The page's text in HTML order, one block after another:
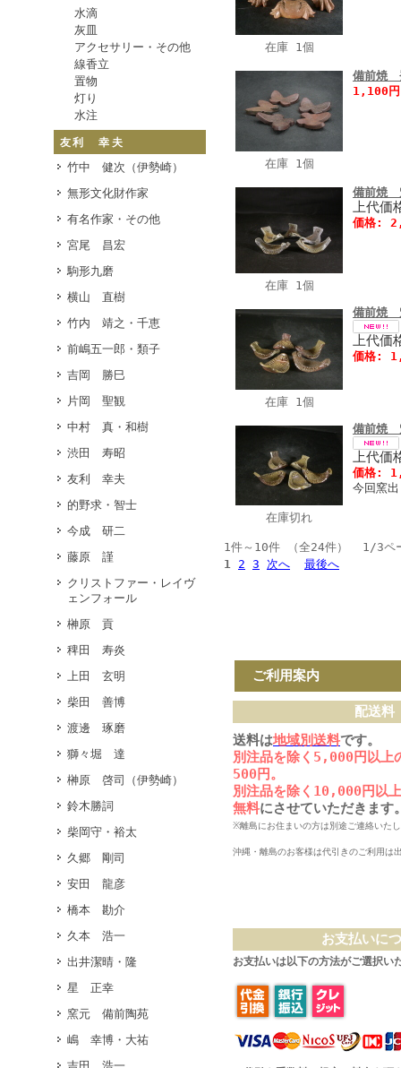
水滴
灰皿
アクセサリー・その他
線香立
置物
灯り
水注
友利 幸夫
竹中 健次（伊勢崎）
無形文化財作家
有名作家・その他
宮尾 昌宏
駒形九磨
横山 直樹
竹内 靖之・千恵
前嶋五一郎・類子
吉岡 勝巳
片岡 聖観
中村 真・和樹
渋田 寿昭
友利 幸夫
的野求・智士
今成 研二
藤原 謹
クリストファー・レイヴ
ェンフォール
榊原 貢
稗田 寿炎
上田 玄明
柴田 善博
渡邊 琢磨
獅々堀 達
榊原 啓司（伊勢崎）
鈴木勝詞
柴岡守・裕太
久郷 剛司
安田 龍彦
橋本 勘介
久本 浩一
出井潔晴・隆
星 正幸
窯元 備前陶苑
嶋 幸博・大祐
在庫 1個
在庫 1個
備前焼
1,100
在庫 1個
備前焼
上代
価格:
在庫 1個
備前焼
上代
価格:
在庫切れ
備前焼
上代
価格:
今回窯
1件～10件 （全24件） 1/3ペ
1 2 3 次へ 最後へ
ご利用案内
配送料
送料は地域別送料です。
別注品を除く5,000円以上
500円。
別注品を除く10,000円以
無料にさせていただきます
※離島にお住まいの方は別途ご連絡いた
沖縄・離島のお客様は代引きのご利用は
お支払いに
お支払いは以下の方法がご選択い